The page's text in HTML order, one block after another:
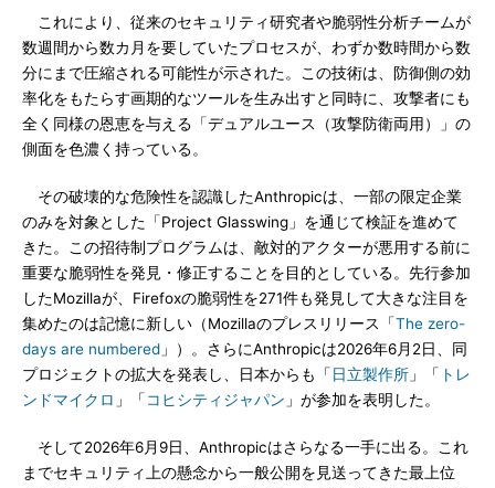
これにより、従来のセキュリティ研究者や脆弱性分析チームが
数週間から数カ月を要していたプロセスが、わずか数時間から数
分にまで圧縮される可能性が示された。この技術は、防御側の効
率化をもたらす画期的なツールを生み出すと同時に、攻撃者にも
全く同様の恩恵を与える「デュアルユース（攻撃防衛両用）」の
側面を色濃く持っている。
その破壊的な危険性を認識したAnthropicは、一部の限定企業
のみを対象とした「Project Glasswing」を通じて検証を進めて
きた。この招待制プログラムは、敵対的アクターが悪用する前に
重要な脆弱性を発見・修正することを目的としている。先行参加
したMozillaが、Firefoxの脆弱性を271件も発見して大きな注目を
集めたのは記憶に新しい（Mozillaのプレスリリース「The zero-
days are numbered 」）。さらにAnthropicは2026年6月2日、同
プロジェクトの拡大を発表し、日本からも「 日立製作所 」「 トレ
ンドマイクロ 」「 コヒシティジャパン 」が参加を表明した。
そして2026年6月9日、Anthropicはさらなる一手に出る。これ
までセキュリティ上の懸念から一般公開を見送ってきた最上位